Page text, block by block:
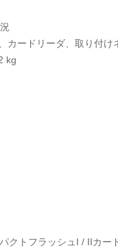
カードリーダ、取り付け
kg
クトフラッシュI / IIカ